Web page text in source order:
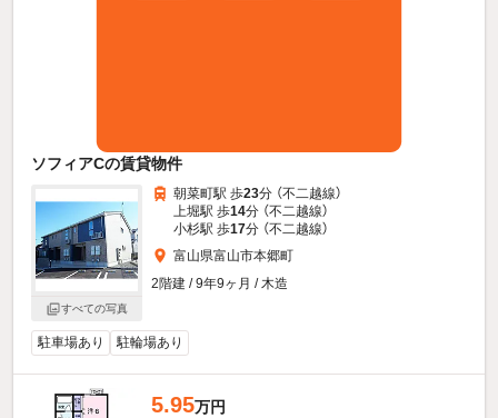
ソフィアCの賃貸物件
すべての写真
朝菜町駅 歩23分 （不二越線）
上堀駅 歩14分 （不二越線）
小杉駅 歩17分 （不二越線）
富山県富山市本郷町
2階建 / 9年9ヶ月 / 木造
駐車場あり 駐輪場あり
5.95万円